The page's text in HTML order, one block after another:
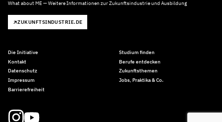
What about ME — Weitere Informationen zur Zukunftsindustrie und Ausbildung
ZUKUNFTSINDUSTRIE.DE
Die Initiative
Kontakt
Datenschutz
Impressum
Barrierefreiheit
Studium finden
Berufe entdecken
Zukunftsthemen
Jobs, Praktika & Co.